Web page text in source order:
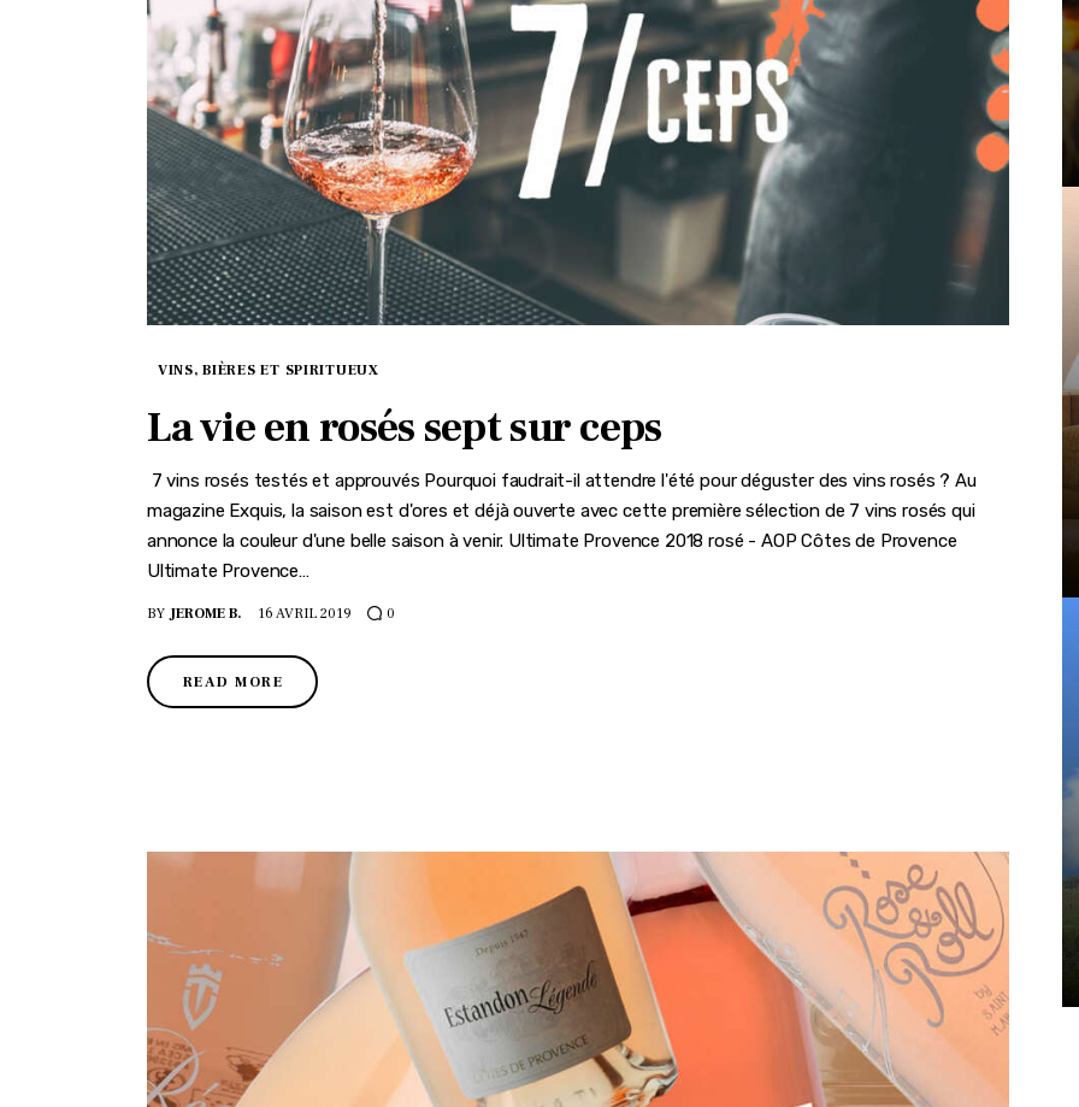
VINS, BIÈRES ET SPIRITUEUX
La vie en rosés sept sur ceps
7 vins rosés testés et approuvés Pourquoi faudrait-il attendre l'été pour déguster des vins rosés ? Au
magazine Exquis, la saison est d'ores et déjà ouverte avec cette première sélection de 7 vins rosés qui
annonce la couleur d'une belle saison à venir. Ultimate Provence 2018 rosé - AOP Côtes de Provence
Ultimate Provence…
BY JEROME B. 16 AVRIL 2019 0
READ MORE